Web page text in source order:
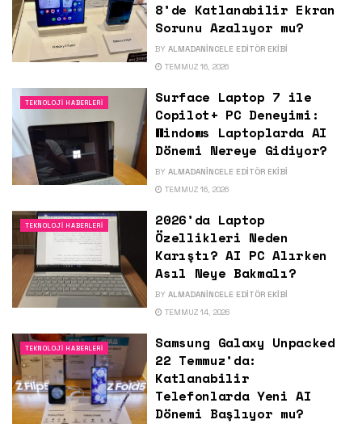
8’de Katlanabilir Ekran
Sorunu Azalıyor mu?
BY ALMADANINCELE EDITÖR EKIBI
TEMMUZ 16, 2026
TEKNOLOJI HABERLERI
Surface Laptop 7 ile
Copilot+ PC Deneyimi:
Windows Laptoplarda AI
Dönemi Nereye Gidiyor?
BY ALMADANINCELE EDITÖR EKIBI
TEMMUZ 16, 2026
TEKNOLOJI HABERLERI
2026’da Laptop
Özellikleri Neden
Karıştı? AI PC Alırken
Asıl Neye Bakmalı?
BY ALMADANINCELE EDITÖR EKIBI
TEMMUZ 14, 2026
TEKNOLOJI HABERLERI
Samsung Galaxy Unpacked
22 Temmuz’da:
Katlanabilir
Telefonlarda Yeni AI
Dönemi Başlıyor mu?